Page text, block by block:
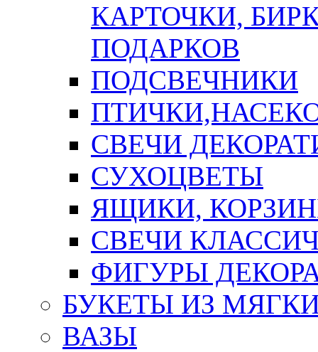
КАРТОЧКИ,
ПОДАРКОВ
ПОДСВЕЧНИКИ
СВЕЧИ
СУХОЦВЕТЫ
ЯЩИКИ,
СВЕЧИ
ФИГУРЫ
БУКЕТЫ ИЗ
ВАЗЫ